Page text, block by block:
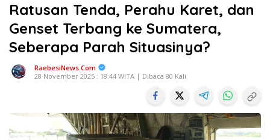
Ratusan Tenda, Perahu Karet, dan
Genset Terbang ke Sumatera,
Seberapa Parah Situasinya?
RaebesiNews.Com
28 November 2025 : 18:44 WITA | Dibaca 80 Kali